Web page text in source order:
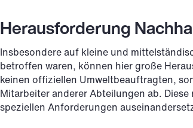
Herausforderung
Insbesondere auf kleine und
betroffen waren, können hier große
keinen offiziellen Umweltbeauftragten,
Mitarbeiter anderer Abteilungen ab.
speziellen Anforderungen